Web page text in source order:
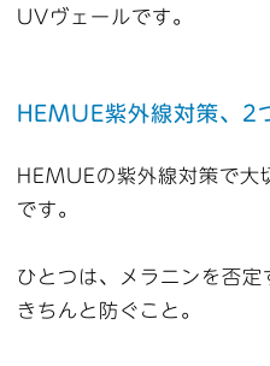
UVヴェールです。
HEMUE紫外線対策、2
HEMUEの紫外線対策で大
です。
ひとつは、メラニンを否
きちんと防ぐこと。